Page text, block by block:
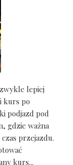
lepiej
kurs po
podjazd pod
gdzie ważna
przejazdu.
kurs...